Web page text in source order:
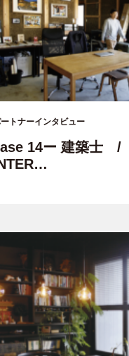
トナーインタビュー
14ー 建築士 /